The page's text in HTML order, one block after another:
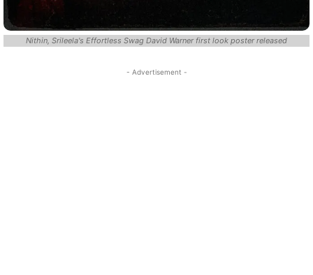
Nithin, Srileela's Effortless Swag David Warner first look poster released
- Advertisement -